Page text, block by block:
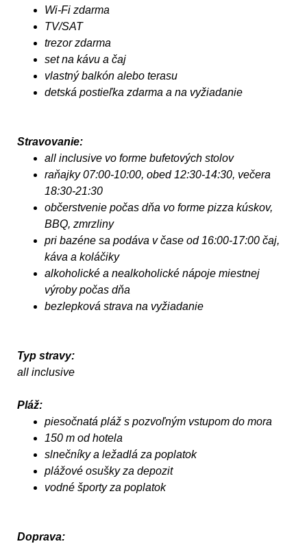
Wi-Fi zdarma
TV/SAT
trezor zdarma
set na kávu a čaj
vlastný balkón alebo terasu
detská postieľka zdarma a na vyžiadanie
Stravovanie:
all inclusive vo forme bufetových stolov
raňajky 07:00-10:00, obed 12:30-14:30, večera
18:30-21:30
občerstvenie počas dňa vo forme pizza kúskov,
BBQ, zmrzliny
pri bazéne sa podáva v čase od 16:00-17:00 čaj,
káva a koláčiky
alkoholické a nealkoholické nápoje miestnej
výroby počas dňa
bezlepková strava na vyžiadanie
Typ stravy:
all inclusive
Pláž:
piesočnatá pláž s pozvoľným vstupom do mora
150 m od hotela
slnečníky a ležadlá za poplatok
plážové osušky za depozit
vodné športy za poplatok
Doprava: